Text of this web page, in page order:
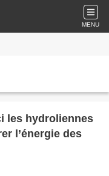
MENU
les hydroliennes
l’énergie des